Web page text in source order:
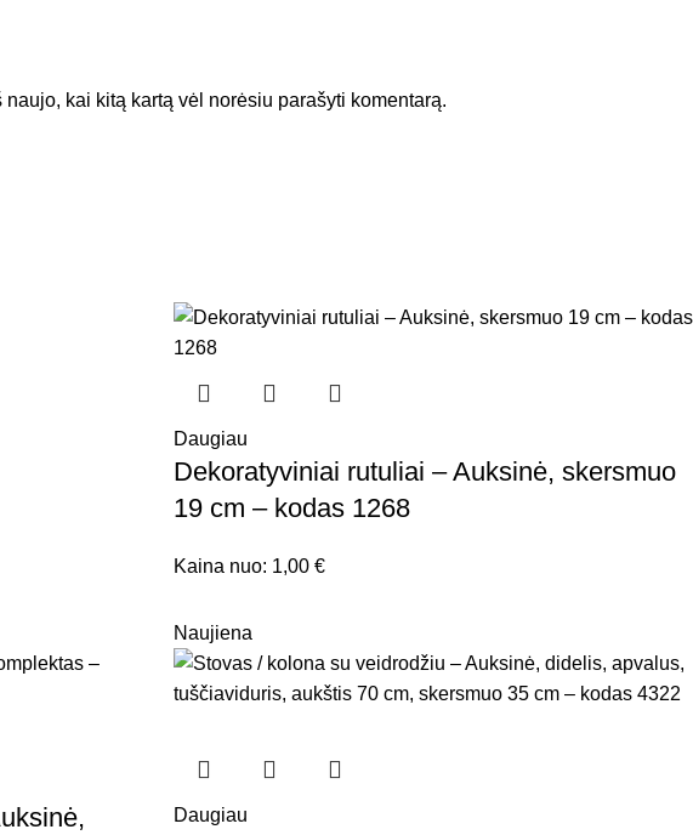
kai kitą kartą vėl norėsiu parašyti komentarą.
Daugiau
Dekoratyviniai rutuliai – Auksinė, skersmuo
19 cm – kodas 1268
Kaina nuo: 1,00 €
Naujiena
Daugiau